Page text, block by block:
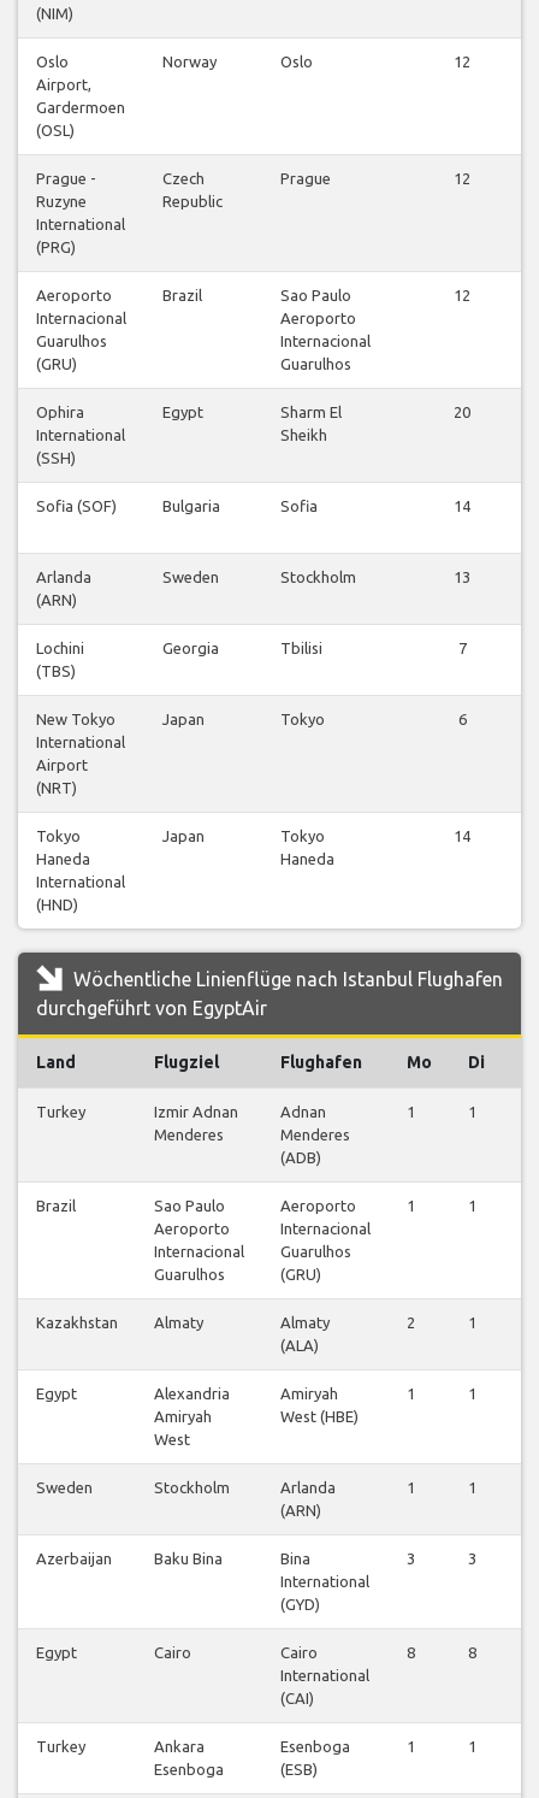
(NIM)
Oslo
Airport,
Gardermoen
(OSL)
Norway Oslo 12
Prague -
Ruzyne
International
(PRG)
Czech
Republic
Prague 12
Aeroporto
Internacional
Guarulhos
(GRU)
Brazil
Sao Paulo
Aeroporto
Internacional
Guarulhos
12
Ophira
International
(SSH)
Egypt
Sharm El
Sheikh
20
Sofia (SOF) Bulgaria Sofia 14
Arlanda
(ARN)
Sweden Stockholm 13
Lochini
(TBS)
Georgia Tbilisi 7
New Tokyo
International
Airport
(NRT)
Japan Tokyo 6
Tokyo
Haneda
International
(HND)
Japan
Tokyo
Haneda
14
Wöchentliche Linienflüge nach Istanbul Flughafen
durchgeführt von EgyptAir
Land Flugziel Flughafen Mo Di
Turkey
Izmir Adnan
Menderes
Adnan
Menderes
(ADB)
1 1
Brazil
Sao Paulo
Aeroporto
Internacional
Guarulhos
Aeroporto
Internacional
Guarulhos
(GRU)
1 1
Kazakhstan Almaty
Almaty
(ALA)
2 1
Egypt
Alexandria
Amiryah
West
Amiryah
West (HBE)
1 1
Sweden Stockholm
Arlanda
(ARN)
1 1
Azerbaijan Baku Bina
Bina
International
(GYD)
3 3
Egypt Cairo
Cairo
International
(CAI)
8 8
Turkey
Ankara
Esenboga
Esenboga
(ESB)
1 1